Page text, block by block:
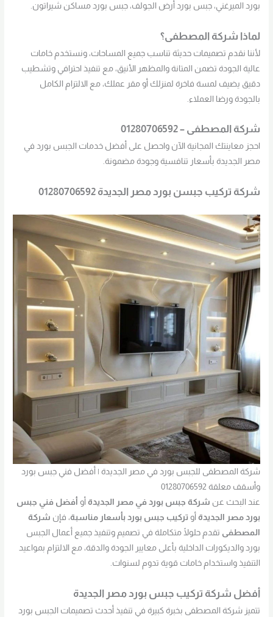
بورد الميرغني، جبس بورد أرض الجولف، جبس بورد مساكن شيراتون.
لماذا شركة المصطفى؟
لأننا نقدم تصميمات حديثة تناسب جميع المساحات، ونستخدم خامات
عالية الجودة تضمن المتانة والمظهر الأنيق، مع تنفيذ احترافي وتشطيب
دقيق يضيف لمسة فاخرة لمنزلك أو مقر عملك، مع الالتزام الكامل
بالجودة ورضا العملاء.
شركة المصطفى – 01280706592
احجز معاينتك المجانية الآن واحصل على أفضل خدمات الجبس بورد في
مصر الجديدة بأسعار تنافسية وجودة مضمونة.
شركة تركيب جبسن بورد مصر الجديدة 01280706592
شركة المصطفى للجبس بورد في مصر الجديدة | أفضل فني جبس بورد
وأسقف معلقة 01280706592
عند البحث عن شركة جبس بورد في مصر الجديدة أو أفضل فني جبس
بورد مصر الجديدة أوتركيب جبس بورد بأسعار مناسبة، فإن شركة
المصطفى تقدم حلولًا متكاملة في تصميم وتنفيذ جميع أعمال الجبس
بورد والديكورات الداخلية بأعلى معايير الجودة والدقة، مع الالتزام بمواعيد
التنفيذ واستخدام خامات قوية تدوم لسنوات.
أفضل شركة تركيب جبس بورد مصر الجديدة
تتميز شركة المصطفى بخبرة كبيرة في تنفيذ أحدث تصميمات الجبس بورد